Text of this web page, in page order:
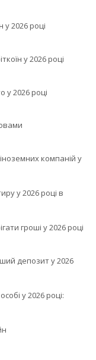
у 2026 році
у 2026 році
у 2026 році
компаній у
у 2026 році в
гроші у 2026 році
депозит у 2026
у 2026 році: